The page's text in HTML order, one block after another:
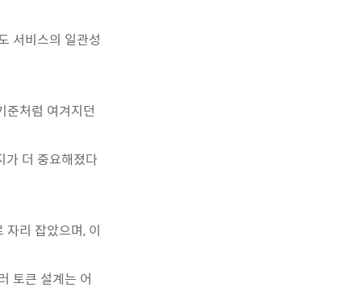
서비스의 일관성
준처럼 여겨지던
가 더 중요해졌다
리 잡았으며, 이
토큰 설계는 어